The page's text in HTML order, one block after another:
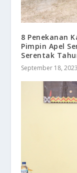
8 Penekanan
Pimpin Apel
Serentak
September 18, 2023